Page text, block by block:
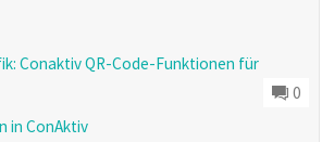
0
in ConAktiv